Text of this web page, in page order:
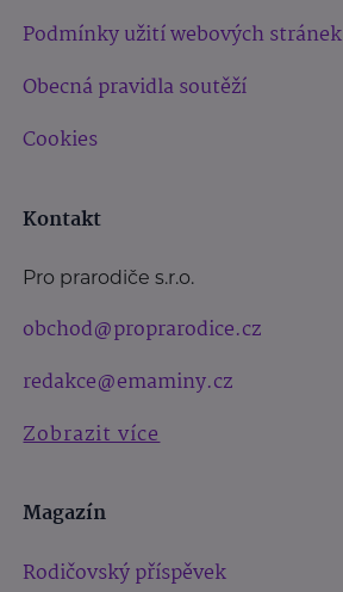
Podmínky užití webových stránek
Obecná pravidla soutěží
Cookies
Kontakt
Pro prarodiče s.r.o.
obchod@proprarodice.cz
redakce@emaminy.cz
Zobrazit více
Magazín
Rodičovský příspěvek